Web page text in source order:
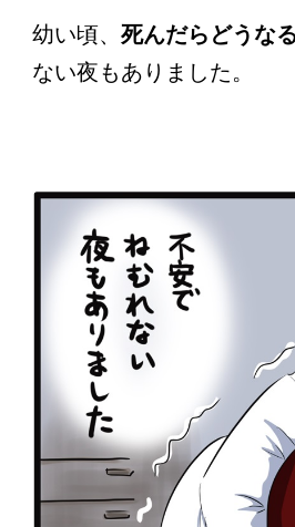
幼い頃、 死んだらどうな
ない夜もありました。